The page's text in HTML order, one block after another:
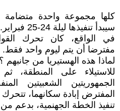
كلها مجموعة واحدة متضامة
سيبدأ تنفيذها ليلة 24-25 فبراير.
في الواقع، كان تحرك
مفترضا أن يتم ليوم واحد فقط.
لماذا هذه الهستيريا من
للاستيلاء على
المفترض إبادة سكانهما،
تنفيذ الخطة الجهنمية، بدعم